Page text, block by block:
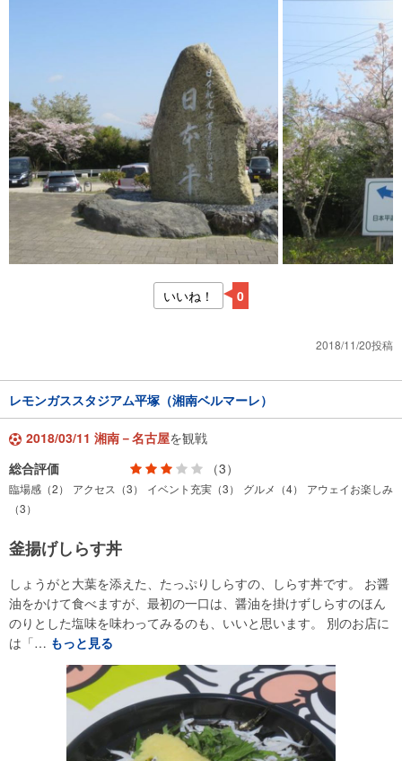
いいね！ 0
2018/11/20投稿
レモンガススタジアム平塚（湘南ベルマーレ）
2018/03/11 湘南－名古屋を観戦
総合評価
（3）
臨場感（2） アクセス（3） イベント充実（3） グルメ（4）
アウェイお楽しみ
（3）
釜揚げしらす丼
しょうがと大葉を添えた、たっぷりしらすの、しらす丼です。 お醤
油をかけて食べますが、最初の一口は、醤油を掛けずしらすのほん
のりとした塩味を味わってみるのも、いいと思います。 別のお店に
は「… もっと見る